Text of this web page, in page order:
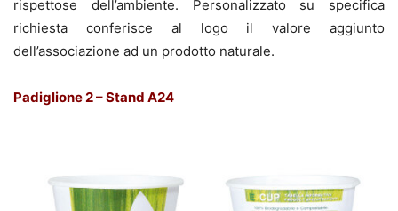
rispettose dell’ambiente. Personalizzato su specifica
richiesta conferisce al logo il valore aggiunto
dell’associazione ad un prodotto naturale.
Padiglione 2 – Stand A24